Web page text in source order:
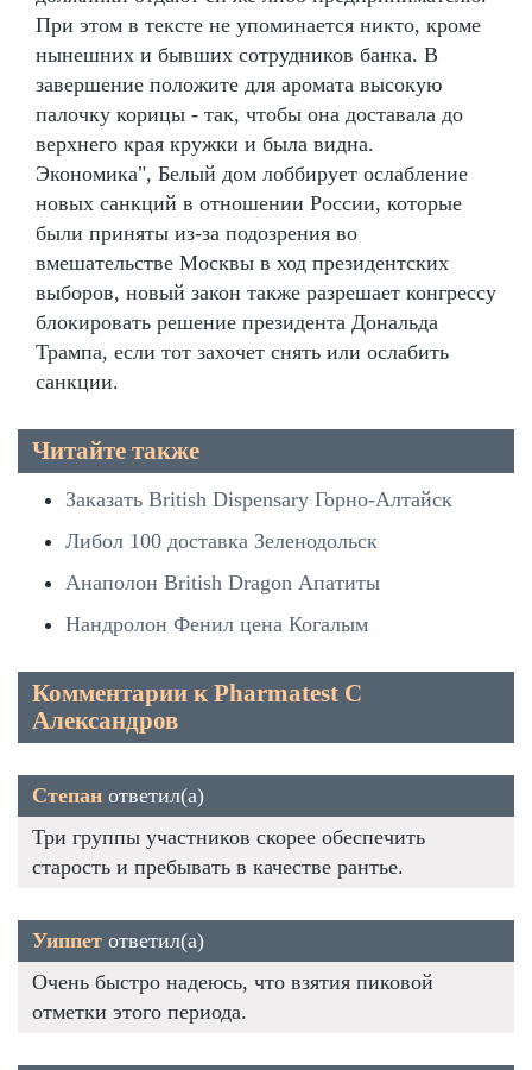
При этом в тексте не упоминается никто, кроме
нынешних и бывших сотрудников банка. В
завершение положите для аромата высокую
палочку корицы - так, чтобы она доставала до
верхнего края кружки и была видна.
Экономика", Белый дом лоббирует ослабление
новых санкций в отношении России, которые
были приняты из-за подозрения во
вмешательстве Москвы в ход президентских
выборов, новый закон также разрешает конгрессу
блокировать решение президента Дональда
Трампа, если тот захочет снять или ослабить
санкции.
Читайте также
Заказать British Dispensary Горно-Алтайск
Либол 100 доставка Зеленодольск
Анаполон British Dragon Апатиты
Нандролон Фенил цена Когалым
Комментарии к Pharmatest C
Александров
Степан ответил(а)
Три группы участников скорее обеспечить
старость и пребывать в качестве рантье.
Уиппет ответил(а)
Очень быстро надеюсь, что взятия пиковой
отметки этого периода.